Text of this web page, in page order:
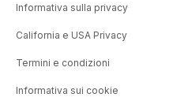
Informativa sulla privacy
California e USA Privacy
Termini e condizioni
Informativa sui cookie